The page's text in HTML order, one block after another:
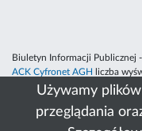
Używamy
przeglądania
Biuletyn Informacji Publicznej
ACK Cyfronet AGH
liczba